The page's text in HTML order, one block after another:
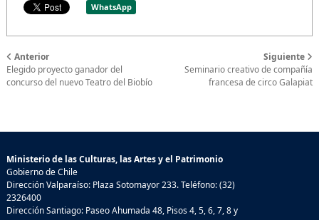
WhatsApp
Anterior
Elegido proyecto ganador del
concurso del nuevo Teatro del Biobío
Siguiente
Seminario creativo de compañía
francesa de circo Galapiat
Ministerio de las Culturas, las Artes y el Patrimonio
Gobierno de Chile
Dirección Valparaíso: Plaza Sotomayor 233. Teléfono: (32)
2326400
Dirección Santiago: Paseo Ahumada 48, Pisos 4, 5, 6, 7, 8 y